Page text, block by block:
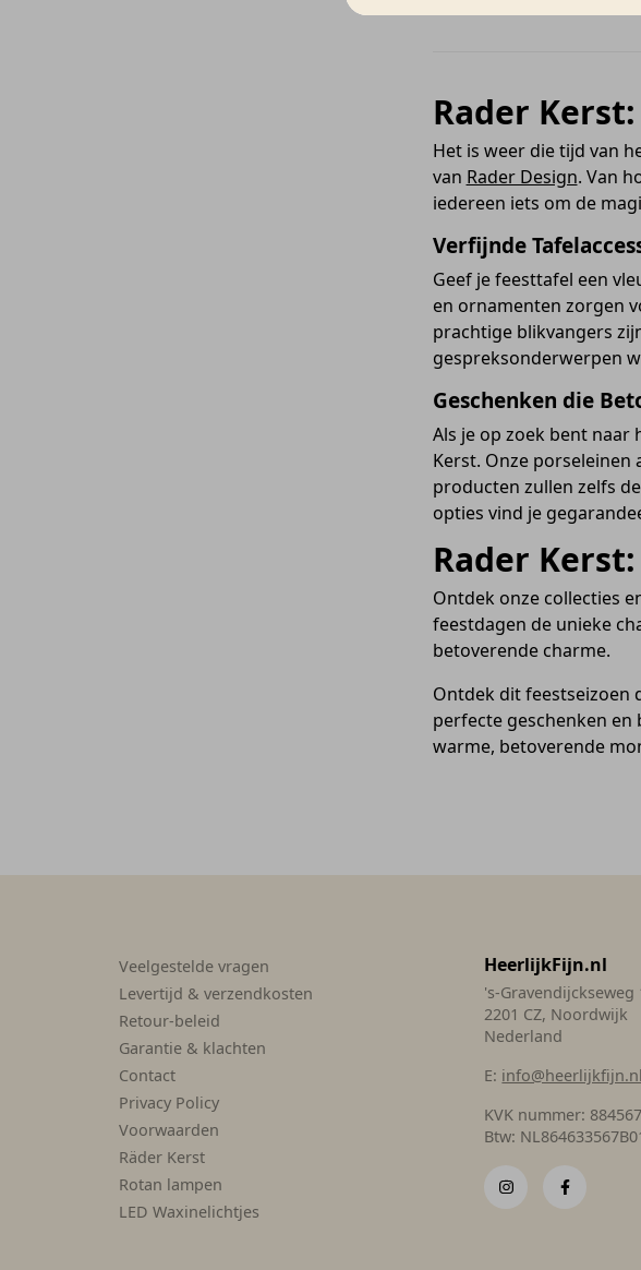
Rader
Het is weer die tijd van
van Rader Design. Van
iedereen iets om de
Verfijnde
Geef je feesttafel een
en ornamenten zorgen
prachtige blikvangers
gespreksonderwerpen
Geschenken die
Als je op zoek bent naar
Kerst. Onze
producten zullen zelfs
opties vind je
Rader
Ontdek onze collecties
feestdagen de unieke
betoverende charme.
Ontdek dit feestseizoen
perfecte geschenken en
warme, betoverende
Veelgestelde vragen
Levertijd & verzendkosten
Retour-beleid
Garantie & klachten
Contact
Privacy Policy
Voorwaarden
Räder Kerst
Rotan lampen
LED Waxinelichtjes
HeerlijkFijn.nl
's-Gravendijckseweg
2201 CZ, Noordwijk
Nederland
E: info@heerlijkfijn.nl
KVK nummer:
Btw: